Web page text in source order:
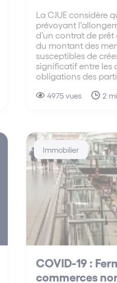
La CJUE considère
prévoyant
d’un contrat de
du montant des
susceptibles de
significatif entre les
obligations des
4975 vues 2
Immobilier
COVID-19 :
commerces